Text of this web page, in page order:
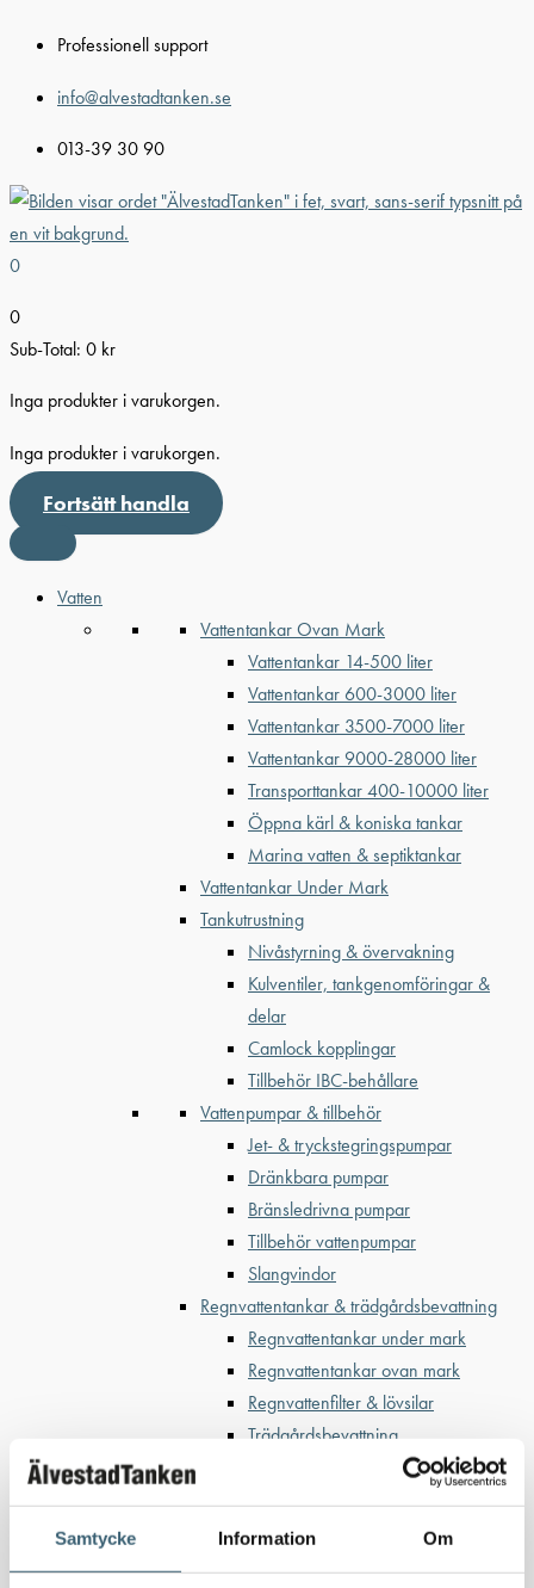
Samtycke Information Om
innehåll
Professionell support
info@alvestadtanken.se
013-39 30 90
0
0
Sub-Total: 0 kr
Inga produkter i varukorgen.
Inga produkter i varukorgen.
Fortsätt handla
Vatten
Vattentankar Ovan Mark
Vattentankar 14-500 liter
Vattentankar 600-3000 liter
Vattentankar 3500-7000 liter
Vattentankar 9000-28000 liter
Transporttankar 400-10000 liter
Öppna kärl & koniska tankar
Marina vatten & septiktankar
Vattentankar Under Mark
Tankutrustning
Nivåstyrning & övervakning
Kulventiler, tankgenomföringar &
delar
Camlock kopplingar
Tillbehör IBC-behållare
Vattenpumpar & tillbehör
Jet- & tryckstegringspumpar
Dränkbara pumpar
Bränsledrivna pumpar
Tillbehör vattenpumpar
Slangvindor
Regnvattentankar & trädgårdsbevattning
Regnvattentankar under mark
Regnvattentankar ovan mark
Regnvattenfilter & lövsilar
Trädgårdsbevattning
Vattenplattformar